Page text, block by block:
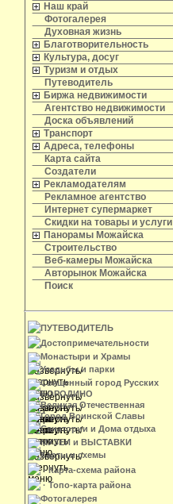
Наш край
Фотогалерея
Духовная жизнь
Благотворительность
Культура, досуг
Туризм и отдых
Путеводитель
Биржа недвижимости
Агентство недвижимости
Доска объявлений
Транспорт
Адреса, телефоны
Карта сайта
Создатели
Рекламодателям
Рекламное агентство
Интернет супермаркет
Скидки на товары и услуги
Панорамы Можайска
Строительство
Веб-камеры Можайска
Авторынок Можайска
Поиск
ПУТЕВОДИТЕЛЬ
Достопримечательности
Монастыри и Храмы
Усадьбы и парки
Священный город Русских
БОРОДИНО
Великая Отечественная
Город Воинской Славы
Санатории и Дома отдыха
МУЗЕИ и ВЫСТАВКИ
Карты и схемы
· Карта-схема района
· Топо-карта района
Фотогалерея